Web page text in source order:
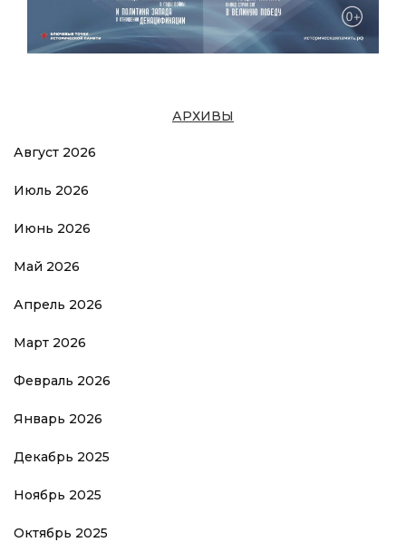
АРХИВЫ
Август 2026
Июль 2026
Июнь 2026
Май 2026
Апрель 2026
Март 2026
Февраль 2026
Январь 2026
Декабрь 2025
Ноябрь 2025
Октябрь 2025